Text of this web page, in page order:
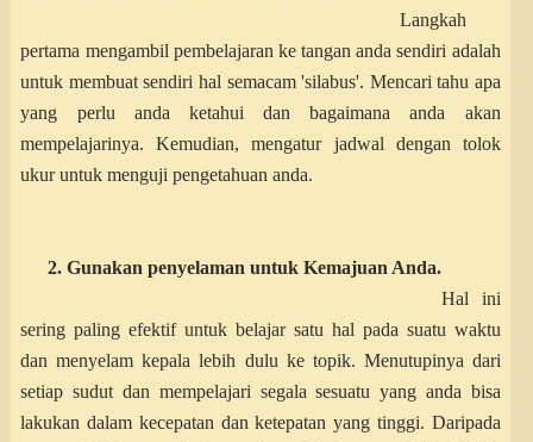
Langkah
pertama mengambil pembelajaran ke tangan anda sendiri adalah
untuk membuat sendiri hal semacam 'silabus'. Mencari tahu apa
yang perlu anda ketahui dan bagaimana anda akan
mempelajarinya. Kemudian, mengatur jadwal dengan tolok
ukur untuk menguji pengetahuan anda.
2. Gunakan penyelaman untuk Kemajuan Anda.
Hal ini
sering paling efektif untuk belajar satu hal pada suatu waktu
dan menyelam kepala lebih dulu ke topik. Menutupinya dari
setiap sudut dan mempelajari segala sesuatu yang anda bisa
lakukan dalam kecepatan dan ketepatan yang tinggi. Daripada